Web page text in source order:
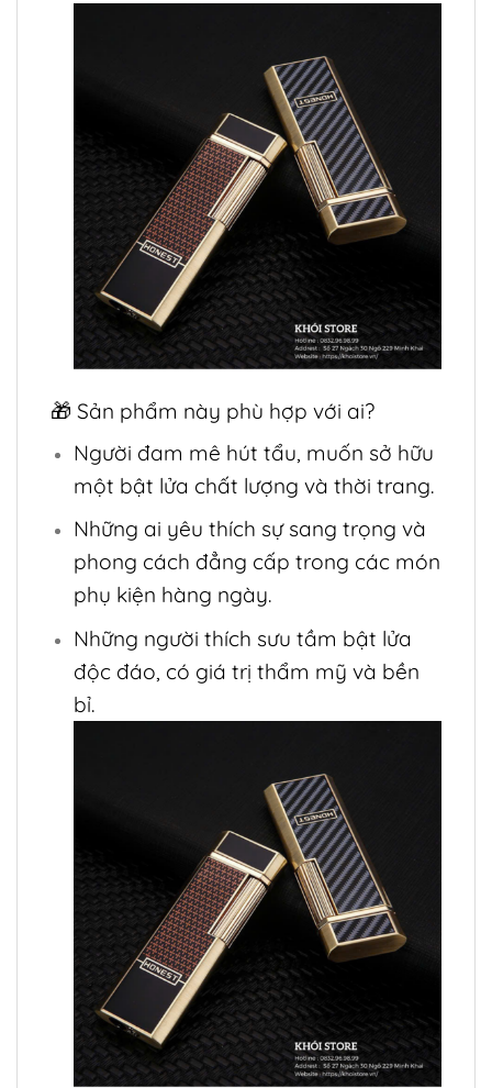
🎁 Sản phẩm này phù hợp với ai?
Người đam mê hút tẩu, muốn sở hữu
một bật lửa chất lượng và thời trang.
Những ai yêu thích sự sang trọng và
phong cách đẳng cấp trong các món
phụ kiện hàng ngày.
Những người thích sưu tầm bật lửa
độc đáo, có giá trị thẩm mỹ và bền
bỉ.